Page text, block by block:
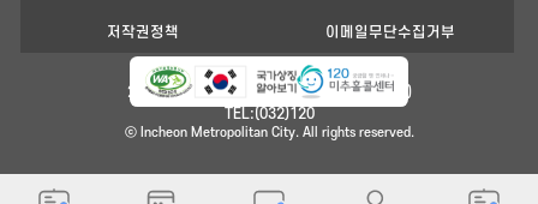
저작권정책 이메일무단수집거부
21554 인천광역시 남동구 정각로 29(구월동)
TEL:(032)120
ⓒ Incheon Metropolitan City. All rights reserved.